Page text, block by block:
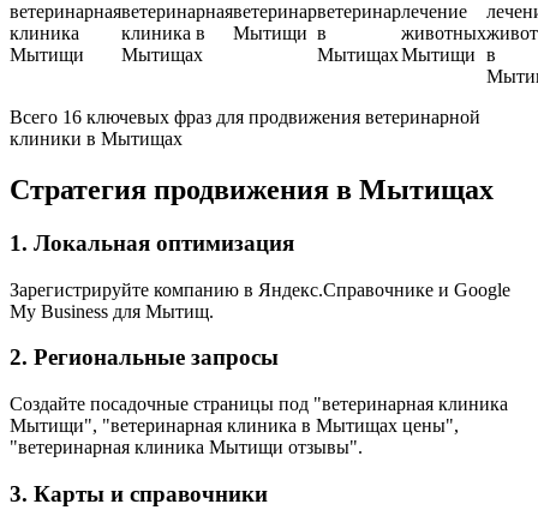
ветеринарная
клиника
Мытищи
ветеринарная
клиника в
Мытищах
ветеринар
Мытищи
ветеринар
в
Мытищах
лечение
животных
Мытищи в
Всего 16 ключевых фраз для продвижения ветеринарной
клиники в Мытищах
Стратегия продвижения в Мытищах
1. Локальная оптимизация
Зарегистрируйте компанию в Яндекс.Справочнике и Google
My Business для Мытищ.
2. Региональные запросы
Создайте посадочные страницы под "ветеринарная клиника
Мытищи", "ветеринарная клиника в Мытищах цены",
"ветеринарная клиника Мытищи отзывы".
3. Карты и справочники